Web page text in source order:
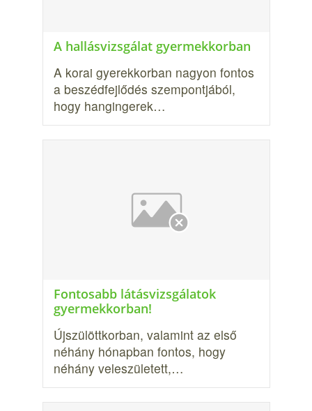
A hallásvizsgálat gyermekkorban
A korai gyerekkorban nagyon fontos
a beszédfejlődés szempontjából,
hogy hangin­gerek…
Fontosabb látásvizsgálatok
gyermekkorban!
Újszülöttkorban, valamint az első
néhány hónapban fontos, hogy
néhány veleszületett,…